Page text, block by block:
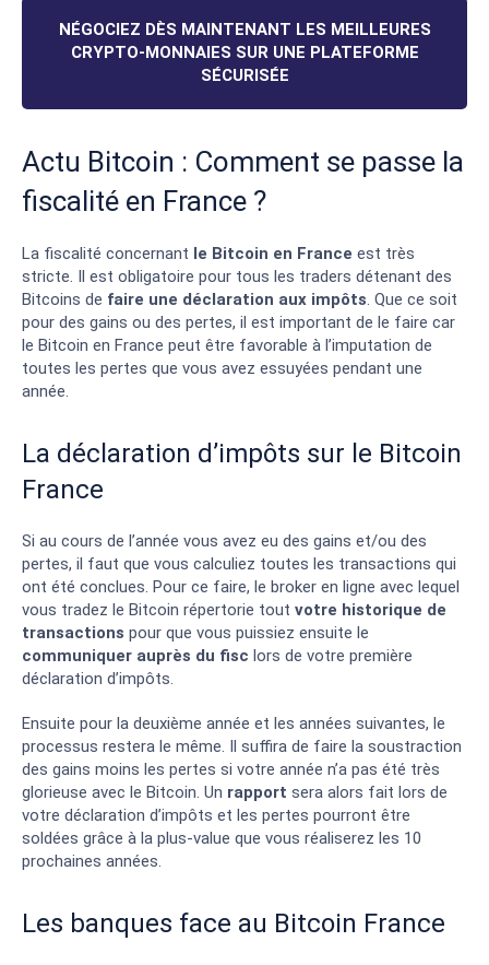
Les avantages
Haute sécurité et autorisé par l’AMF
Plateforme de trading intuitive
NÉGOCIEZ DÈS MAINTENANT LES MEILLEURES
CRYPTO-MONNAIES SUR UNE PLATEFORME
SÉCURISÉE
Actu Bitcoin : Comment se passe la
fiscalité en France ?
La fiscalité concernant le Bitcoin en France est très
stricte. Il est obligatoire pour tous les traders détenant des
Bitcoins de faire une déclaration aux impôts. Que ce soit
pour des gains ou des pertes, il est important de le faire car
le Bitcoin en France peut être favorable à l’imputation de
toutes les pertes que vous avez essuyées pendant une
année.
La déclaration d’impôts sur le Bitcoin
France
Si au cours de l’année vous avez eu des gains et/ou des
pertes, il faut que vous calculiez toutes les transactions qui
ont été conclues. Pour ce faire, le broker en ligne avec lequel
vous tradez le Bitcoin répertorie tout votre historique de
transactions pour que vous puissiez ensuite le
communiquer auprès du fisc lors de votre première
déclaration d’impôts.
Ensuite pour la deuxième année et les années suivantes, le
processus restera le même. Il suffira de faire la soustraction
des gains moins les pertes si votre année n’a pas été très
glorieuse avec le Bitcoin. Un rapport sera alors fait lors de
votre déclaration d’impôts et les pertes pourront être
soldées grâce à la plus-value que vous réaliserez les 10
prochaines années.
Les banques face au Bitcoin France